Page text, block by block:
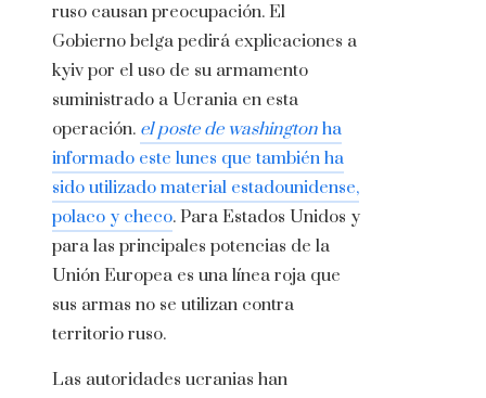
ruso causan preocupación. El
Gobierno belga pedirá explicaciones a
kyiv por el uso de su armamento
suministrado a Ucrania en esta
operación. el poste de washington ha
informado este lunes que también ha
sido utilizado material estadounidense,
polaco y checo. Para Estados Unidos y
para las principales potencias de la
Unión Europea es una línea roja que
sus armas no se utilizan contra
territorio ruso.
Las autoridades ucranias han